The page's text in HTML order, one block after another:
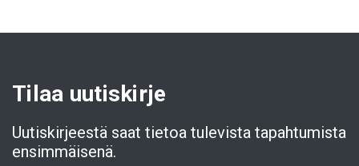
Tilaa uutiskirje
Uutiskirjeestä saat tietoa tulevista tapahtumista
ensimmäisenä.